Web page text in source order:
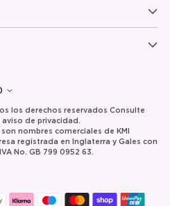
£)
los derechos reservados Consulte
de privacidad.
nombres comerciales de KMI
registrada en Inglaterra y Gales con
No. GB 799 0952 63.